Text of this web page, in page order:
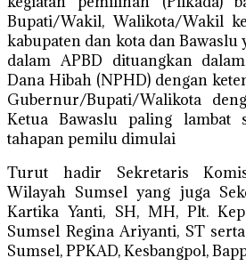
Bupati/Wakil, Walikota/Wakil
kabupaten dan kota dan Bawaslu
dalam APBD dituangkan
Dana Hibah (NPHD) dengan
Gubernur/Bupati/Walikota
Ketua Bawaslu paling lambat
tahapan pemilu dimulai
Turut hadir Sekretaris
Wilayah Sumsel yang juga
Kartika Yanti, SH, MH, Plt.
Sumsel Regina Ariyanti, ST
Sumsel, PPKAD, Kesbangpol,